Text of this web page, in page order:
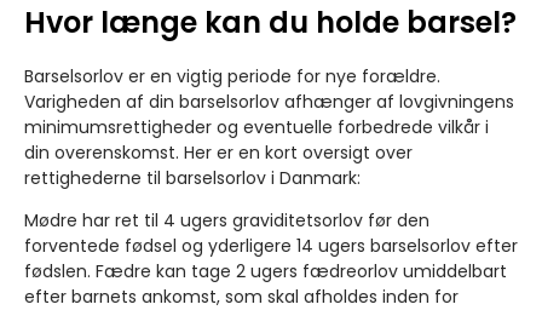
Hvor længe kan du holde barsel?
Barselsorlov er en vigtig periode for nye forældre.
Varigheden af din barselsorlov afhænger af lovgivningens
minimumsrettigheder og eventuelle forbedrede vilkår i
din overenskomst. Her er en kort oversigt over
rettighederne til barselsorlov i Danmark:
Mødre har ret til 4 ugers graviditetsorlov før den
forventede fødsel og yderligere 14 ugers barselsorlov efter
fødslen. Fædre kan tage 2 ugers fædreorlov umiddelbart
efter barnets ankomst, som skal afholdes inden for